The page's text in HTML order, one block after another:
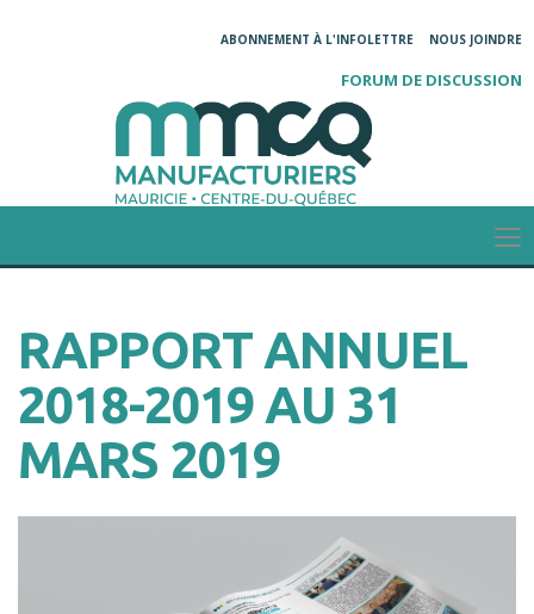
ABONNEMENT À L'INFOLETTRE NOUS JOINDRE
FORUM DE DISCUSSION
RAPPORT ANNUEL
2018-2019 AU 31
MARS 2019